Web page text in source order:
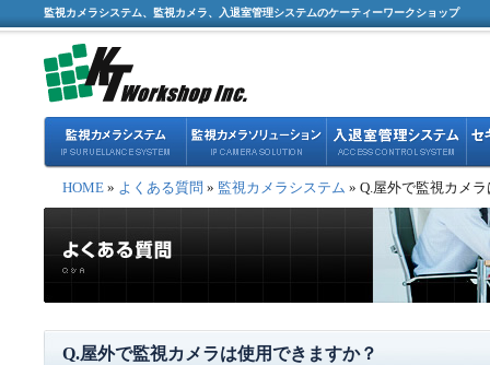
監視カメラシステム、監視カメラ、入退室管理システムのケーティーワークショップ
HOME » よくある質問 » 監視カメラシステム » Q.屋外で監視カメ
Q.屋外で監視カメラは使用できますか？